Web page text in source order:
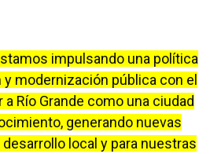
impulsando una política
modernización pública con el
Río Grande como una ciudad
generando nuevas
local y para nuestras